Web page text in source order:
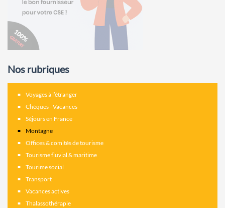
Nos rubriques
Voyages à l’étranger
Chèques - Vacances
Séjours en France
Montagne
Offices & comités de tourisme
Tourisme fluvial & maritime
Tourime social
Transport
Vacances actives
Thalassothérapie